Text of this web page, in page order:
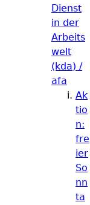
Dienst
in der
Arbeits
welt
(kda) /
afa
Ak
tio
n:
fre
ier
So
nn
ta